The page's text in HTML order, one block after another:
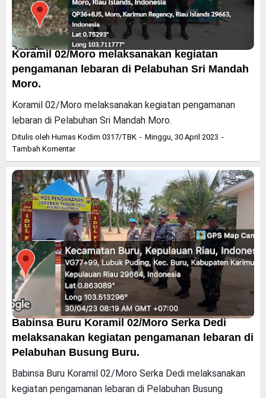
Koramil 02/Moro melaksanakan kegiatan
pengamanan lebaran di Pelabuhan Sri Mandah
Moro.
Koramil 02/Moro melaksanakan kegiatan pengamanan
lebaran di Pelabuhan Sri Mandah Moro.
Ditulis oleh Humas Kodim 0317/TBK
Minggu, 30 April 2023
Tambah Komentar
Babinsa Buru Koramil 02/Moro Serka Dedi
melaksanakan kegiatan pengamanan lebaran di
Pelabuhan Busung Buru.
Babinsa Buru Koramil 02/Moro Serka Dedi melaksanakan
kegiatan pengamanan lebaran di Pelabuhan Busung